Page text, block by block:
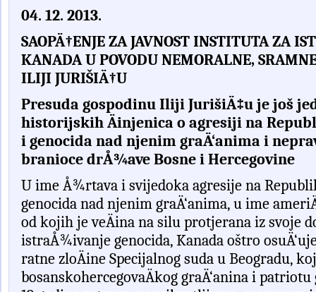
04. 12. 2013.
SAOPÄ†ENJE ZA JAVNOST INSTITUTA ZA
KANADA U POVODU NEMORALNE,
ILIJI JURIŠIÄ†U
Presuda gospodinu Iliji JurišiÄ‡u je još
historijskih Äinjenica o agresiji na
i genocida nad njenim graÄ‘anima i
braniocedrÅ¾aveBosne i Hercegovine
U imeÅ¾rtava isvijedoka agresije na
genocida nad njenim graÄ‘anima, u ime
od kojih je veÄina na silu protjerana iz svoje
istraÅ¾ivanje genocida, Kanada oštro
ratne zloÄine Specijalnog suda u Beogradu,
bosanskohercegovaÄkog graÄ‘aninai patriotu